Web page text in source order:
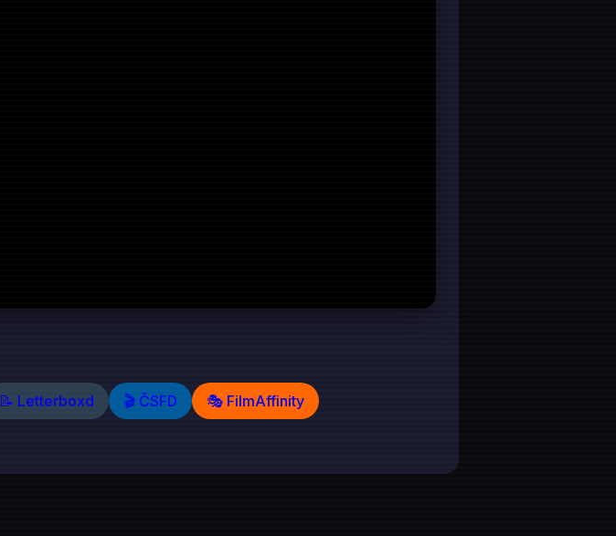
📝 Letterboxd 🎬 ČSFD 🎭 FilmAffinity